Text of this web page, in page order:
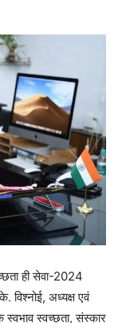
ही सेवा-2024
विश्नोई, अध्यक्ष एवं
स्वभाव स्वच्छता, संस्कार